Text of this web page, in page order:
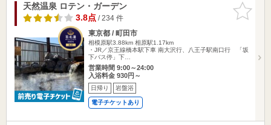
お気に入
りに追加
天然温泉 ロテン・ガーデン
3.8点/ 234 件
東京都 / 町田市
相模原駅3.88km 相原駅1.17km
・JR／京王線橋本駅下車 南大沢行、八王子駅南口行 「坂
下バス停」下…
営業時間 9:00～24:00
入浴料金 930円～
日帰り 岩盤浴
電子チケットあり